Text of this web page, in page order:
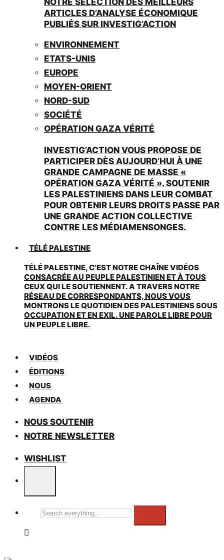
ARTICLES D’ANALYSE ÉCONOMIQUE
PUBLIÉS SUR INVESTIG’ACTION
ENVIRONNEMENT
ETATS-UNIS
EUROPE
MOYEN-ORIENT
NORD-SUD
SOCIÉTÉ
OPÉRATION GAZA VÉRITÉ
INVESTIG’ACTION VOUS PROPOSE DE
PARTICIPER DÈS AUJOURD’HUI À UNE
GRANDE CAMPAGNE DE MASSE «
OPÉRATION GAZA VÉRITÉ ». SOUTENIR
LES PALESTINIENS DANS LEUR COMBAT
POUR OBTENIR LEURS DROITS PASSE PAR
UNE GRANDE ACTION COLLECTIVE
CONTRE LES MÉDIAMENSONGES.
TÉLÉ PALESTINE
TÉLÉ PALESTINE, C’EST NOTRE CHAÎNE VIDÉOS
CONSACRÉE AU PEUPLE PALESTINIEN ET À TOUS
CEUX QUI LE SOUTIENNENT. A TRAVERS NOTRE
RÉSEAU DE CORRESPONDANTS, NOUS VOUS
MONTRONS LE QUOTIDIEN DES PALESTINIENS SOUS
OCCUPATION ET EN EXIL. UNE PAROLE LIBRE POUR
UN PEUPLE LIBRE.
VIDÉOS
ÉDITIONS
NOUS
AGENDA
NOUS SOUTENIR
NOTRE NEWSLETTER
WISHLIST
Search